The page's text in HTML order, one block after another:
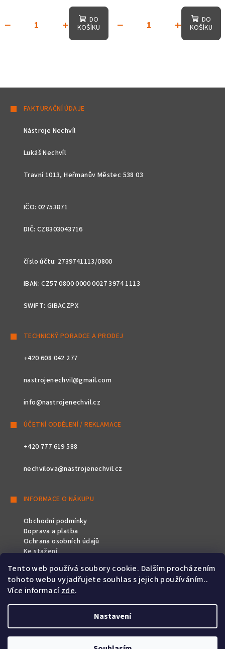
Tento web používá soubory cookie. Dalším procházením
tohoto webu vyjadřujete souhlas s jejich používáním..
Více informacízde.
Nastavení
+
−
DO
KOŠÍKU
+
−
DO
KOŠÍKU
FAKTURAČNÍ ÚDAJE
Nástroje Nechvíl
Lukáš Nechvíl
Travní 1013, Heřmanův Městec 538 03
IČO: 02753871
DIČ: CZ8303043716
číslo účtu: 2739741113/0800
IBAN: CZ57 0800 0000 0027 3974 1113
SWIFT: GIBACZPX
TECHNICKÝ PORADCE A PRODEJ
+420 608 042 277
nastrojenechvil@gmail.com
info@nastrojenechvil.cz
ÚČETNÍ ODDĚLENÍ / REKLAMACE
+420 777 619 588
nechvilova@nastrojenechvil.cz
INFORMACE O NÁKUPU
Obchodní podmínky
Doprava a platba
Ochrana osobních údajů
Ke stažení
SLEDUJTE NÁS